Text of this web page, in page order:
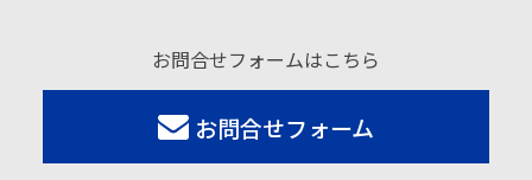
お問合せフォームはこちら
お問合せフォーム